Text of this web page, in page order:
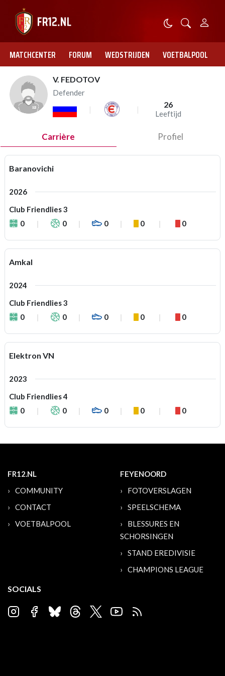
MATCHCENTER FORUM WEDSTRIJDEN VOETBALPOOL
V. FEDOTOV
Defender
26
Leeftijd
Carrière Profiel
Baranovichi
2026
Club Friendlies 3
0
0 0 0 0
Amkal
2024
Club Friendlies 3
0
0 0 0 0
Elektron VN
2023
Club Friendlies 4
0
0 0 0 0
FR12.NL
COMMUNITY
CONTACT
VOETBALPOOL
FEYENOORD
FOTOVERSLAGEN
SPEELSCHEMA
BLESSURES EN
SCHORSINGEN
STAND EREDIVISIE
CHAMPIONS LEAGUE
SOCIALS